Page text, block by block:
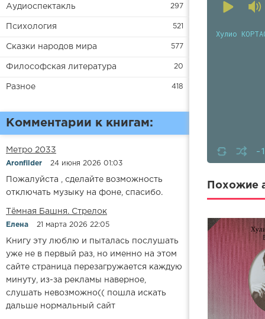
Аудиоспектакль 297
Психология 521
Сказки народов мира 577
Философская литература 20
Разное 418
Комментарии к книгам:
Метро 2033
Aronfilder 24 июня 2026 01:03
Пожалуйста , сделайте возможность
отключать музыку на фоне, спасибо.
​​Тёмная Башня. Стрелок
Елена 21 марта 2026 22:05
Книгу эту люблю и пыталась послушать
уже не в первый раз, но именно на этом
сайте страница перезагружается каждую
минуту, из-за рекламы наверное,
слушать невозможно(( пошла искать
дальше нормальный сайт
-
Хулио
Похожие